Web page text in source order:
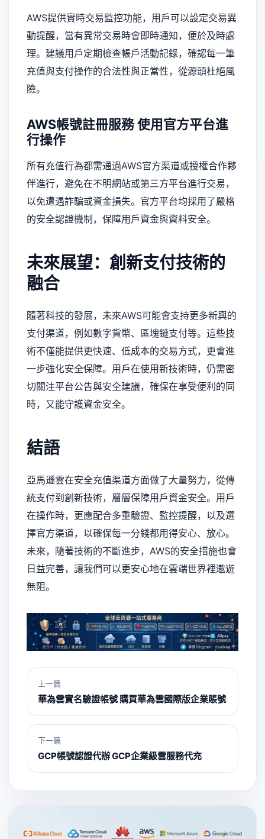
AWS提供實時交易監控功能，用戶可以設定交易異
動提醒，當有異常交易時會即時通知，便於及時處
理。建議用戶定期檢查帳戶活動記錄，確認每一筆
充值與支付操作的合法性與正當性，從源頭杜絕風
險。
AWS帳號註冊服務使用官方平台進
行操作
所有充值行為都需通過AWS官方渠道或授權合作夥
伴進行，避免在不明網站或第三方平台進行交易，
以免遭遇詐騙或資金損失。官方平台均採用了嚴格
的安全認證機制，保障用戶資金與資料安全。
未來展望：創新支付技術的
融合
隨著科技的發展，未來AWS可能會支持更多新興的
支付渠道，例如數字貨幣、區塊鏈支付等。這些技
術不僅能提供更快速、低成本的交易方式，更會進
一步強化安全保障。用戶在使用新技術時，仍需密
切關注平台公告與安全建議，確保在享受便利的同
時，又能守護資金安全。
結語
亞馬遜雲在安全充值渠道方面做了大量努力，從傳
統支付到創新技術，層層保障用戶資金安全。用戶
在操作時，更應配合多重驗證、監控提醒，以及選
擇官方渠道，以確保每一分錢都用得安心、放心。
未來，隨著技術的不斷進步，AWS的安全措施也會
日益完善，讓我們可以更安心地在雲端世界裡遨遊
無阻。
上一篇
華為雲實名驗證帳號 購買華為雲國際版企業賬號
下一篇
GCP帳號認證代辦 GCP企業級雲服務代充